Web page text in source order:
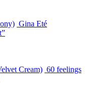
Gina Eté
Cream) 60 feelings